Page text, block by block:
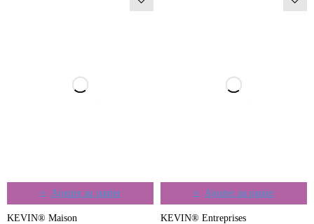
Ajouter au panier
KEVIN® Maison
Ajouter au panier
KEVIN® Entreprises